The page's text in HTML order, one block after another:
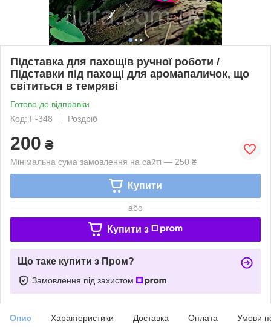
Підставка для пахощів ручної роботи /
Підставки під пахощі для аромапаличок, що
світиться в темряві
Готово до відправки
Код: F-348
Роздріб
200 ₴
Мінімальна сума замовлення на сайті — 250 ₴
Купити
або
Купити з
Що таке купити з Пром?
Замовлення під захистом
Опис Характеристики Доставка Оплата Умови